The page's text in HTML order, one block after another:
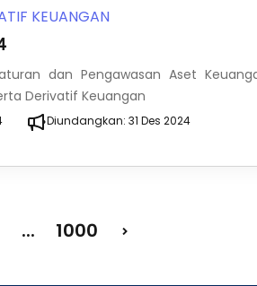
KEUANGAN
dan Pengawasan Aset
Derivatif Keuangan
Diundangkan:31 Des 2024
... 1000